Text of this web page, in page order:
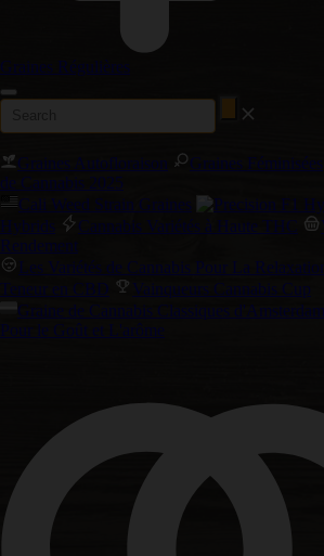
Graines Régulières
Graines Autofloraison Graines Féminisées
de Cannabis 2025
Cali Weed Strain Graines
Hybrids
Cannabis Variétés à Haute THC
Rendement
Les Variétés de Cannabis Pour La
Teneur en CBD
Vainqueurs Cannabis Cup
Graine de Cannabis Classiques d'Amsterdam
Pour le Goût et L'arôme